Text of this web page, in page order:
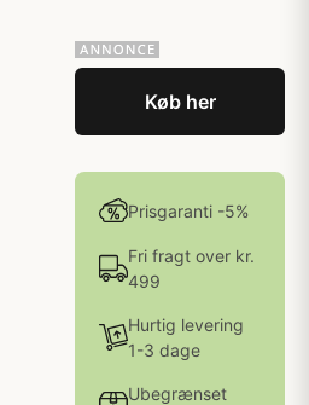
Køb her
Prisgaranti -5%
Fri fragt over kr.
499
Hurtig levering
1-3 dage
Ubegrænset